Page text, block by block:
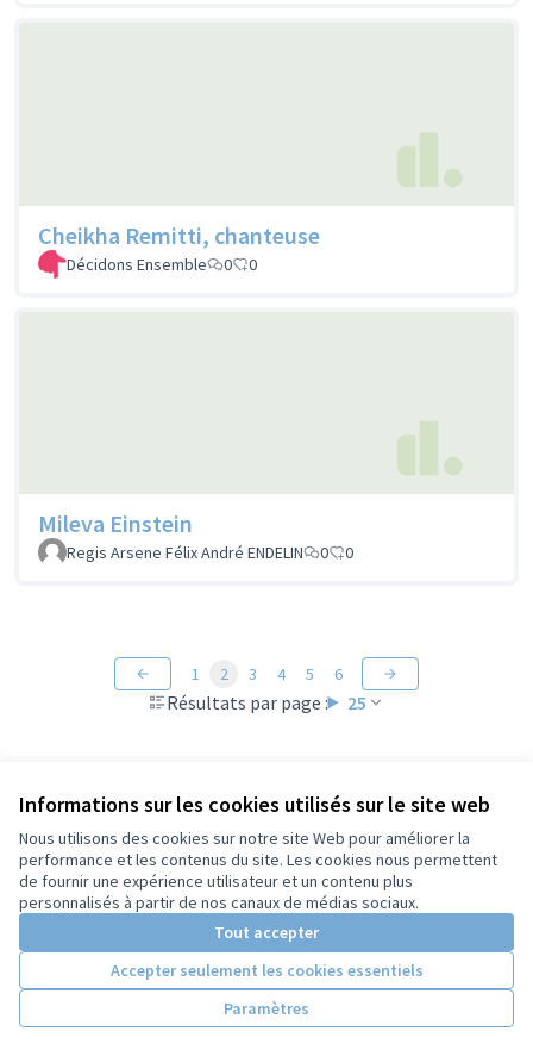
Informations sur les cookies utilisés sur le site web
Nous utilisons des cookies sur notre site Web pour améliorer la
performance et les contenus du site. Les cookies nous permettent
de fournir une expérience utilisateur et un contenu plus
personnalisés à partir de nos canaux de médias sociaux.
Tout accepter
Accepter seulement les cookies essentiels
Paramètres
Cheikha Remitti, chanteuse
Décidons Ensemble 0 0
Mileva Einstein
Regis Arsene Félix André ENDELIN 0 0
Résultats par page : 25
1 2 3 4 5 6
Voir toutes les propositions retirées
Conditions d'utilisation
Paramètres des cookies
Site réalisé grâce aulogiciel libre Decidim .
Licence
(Lien